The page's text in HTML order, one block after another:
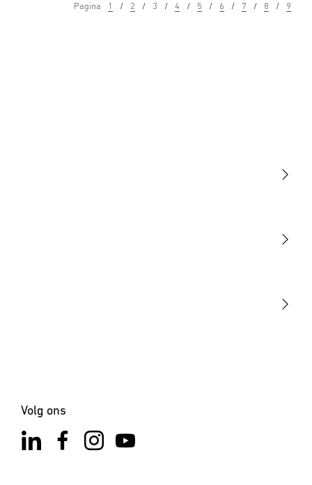
Pagina 1 2 3 4 5 6 7 8 9
Volg ons